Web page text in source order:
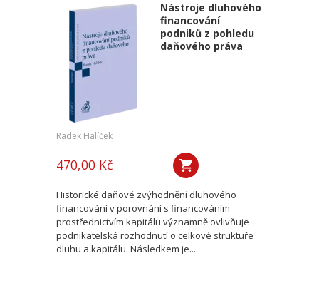
Nástroje dluhového
financování
podniků z pohledu
daňového práva
Radek Halíček
470,00 Kč
Historické daňové zvýhodnění dluhového
financování v porovnání s financováním
prostřednictvím kapitálu významně ovlivňuje
podnikatelská rozhodnutí o celkové struktuře
dluhu a kapitálu. Následkem je...